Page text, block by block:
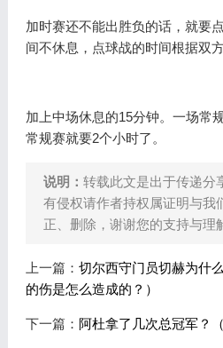
加时赛还不能出胜负的话，就要
间不休息，点球战的时间根据双
加上中场休息的15分钟。一场常
常规赛就要2个小时了。
说明： 转载此文是出于传递分
有侵权请作者持权属证明与我
正、删除，谢谢您的支持与理
上一篇： 切尔西守门员切赫为什
的伤是怎么造成的？）
下一篇： 阿杜拿了几次总冠军？